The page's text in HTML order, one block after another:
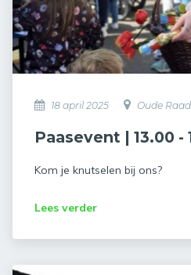
18 april 2025 Oude
Paasevent | 13.00 -
Kom je knutselen bij ons?
Lees verder